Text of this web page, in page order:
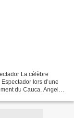
La célèbre
lors d’une
du Cauca. Angela